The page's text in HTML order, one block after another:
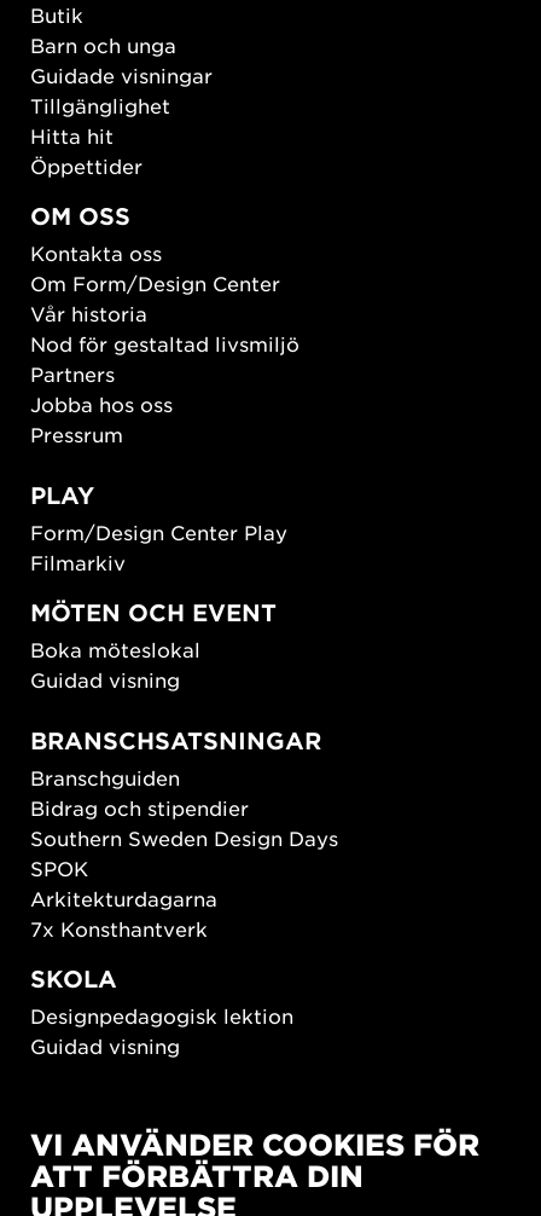
Butik
Barn och unga
Guidade visningar
Tillgänglighet
Hitta hit
Öppettider
OM OSS
Kontakta oss
Om Form/Design Center
Vår historia
Nod för gestaltad livsmiljö
Partners
Jobba hos oss
Pressrum
PLAY
Form/Design Center Play
Filmarkiv
MÖTEN OCH EVENT
Boka möteslokal
Guidad visning
BRANSCHSATSNINGAR
Branschguiden
Bidrag och stipendier
Southern Sweden Design Days
SPOK
Arkitekturdagarna
7x Konsthantverk
SKOLA
Designpedagogisk lektion
Guidad visning
New European Bauhaus
SUSTAINORDIC
Share Future Living
VI ANVÄNDER COOKIES FÖR
ATT FÖRBÄTTRA DIN
UPPLEVELSE